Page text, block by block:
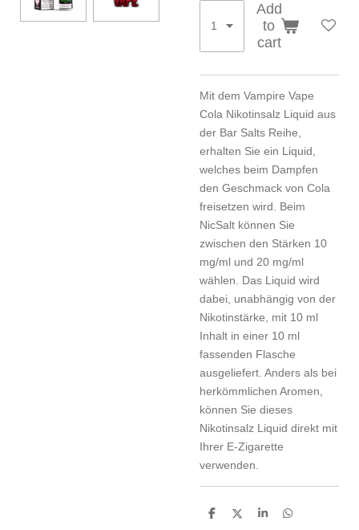
Add
to
cart
Mit dem Vampire Vape
Cola Nikotinsalz Liquid aus
der Bar Salts Reihe,
erhalten Sie ein Liquid,
welches beim Dampfen
den Geschmack von Cola
freisetzen wird. Beim
NicSalt können Sie
zwischen den Stärken 10
mg/ml und 20 mg/ml
wählen. Das Liquid wird
dabei, unabhängig von der
Nikotinstärke, mit 10 ml
Inhalt in einer 10 ml
fassenden Flasche
ausgeliefert. Anders als bei
herkömmlichen Aromen,
können Sie dieses
Nikotinsalz Liquid direkt mit
Ihrer E-Zigarette
verwenden.
S
S
S
S